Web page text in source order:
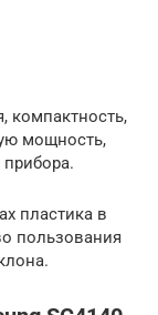
компактность,
мощность,
пластика в
пользования